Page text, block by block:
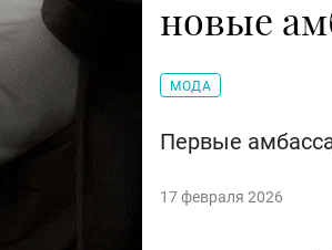
новые
МОДА
Первые
17 февраля 2026